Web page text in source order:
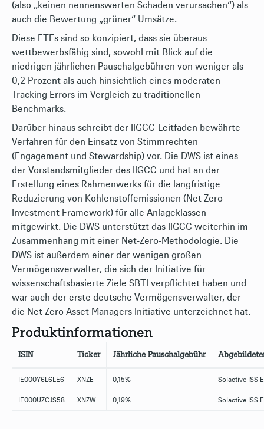
(also „keinen nennenswerten Schaden verursachen“) als
auch die Bewertung „grüner“ Umsätze.
Diese ETFs sind so konzipiert, dass sie überaus
wettbewerbsfähig sind, sowohl mit Blick auf die
niedrigen jährlichen Pauschalgebühren von weniger als
0,2 Prozent als auch hinsichtlich eines moderaten
Tracking Errors im Vergleich zu traditionellen
Benchmarks.
Darüber hinaus schreibt der IIGCC-Leitfaden bewährte
Verfahren für den Einsatz von Stimmrechten
(Engagement und Stewardship) vor. Die DWS ist eines
der Vorstandsmitglieder des IIGCC und hat an der
Erstellung eines Rahmenwerks für die langfristige
Reduzierung von Kohlenstoffemissionen (Net Zero
Investment Framework) für alle Anlageklassen
mitgewirkt. Die DWS unterstützt das IIGCC weiterhin im
Zusammenhang mit einer Net-Zero-Methodologie. Die
DWS ist außerdem einer der wenigen großen
Vermögensverwalter, die sich der Initiative für
wissenschaftsbasierte Ziele SBTI verpflichtet haben und
war auch der erste deutsche Vermögensverwalter, der
die Net Zero Asset Managers Initiative unterzeichnet hat.
Produktinformationen
ISIN Ticker Jährliche Pauschalgebühr
IE000Y6L6LE6 XNZE 0,15% Solactive ISS
IE000UZCJS58 XNZW 0,19% Solactive ISS